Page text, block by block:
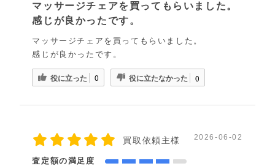
マッサージチェアを買ってもらいました。
感じが良かったです。
マッサージチェアを買ってもらいました。
感じが良かったです。
役に立った 0 役に立たなかった 0
買取依頼主様 2026-06-02
査定額の満足度